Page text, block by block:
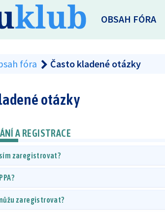
OBSAH FÓRA
fóra Často kladené otázky
otázky
A REGISTRACE
zaregistrovat?
zaregistrovat?